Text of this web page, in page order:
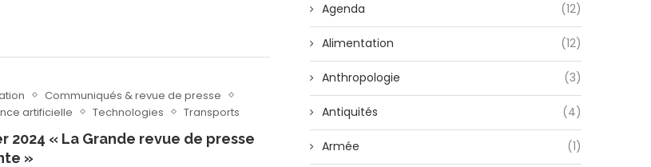
Communiqués & revue de presse
artificielle
Technologies Transports
2024 « La Grande revue de presse
»
Agenda (12)
Alimentation (12)
Anthropologie (3)
Antiquités (4)
Armée (1)